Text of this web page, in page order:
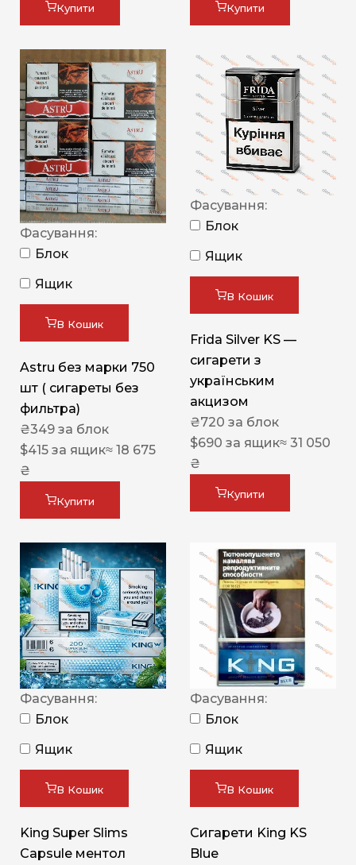
Купити Купити
Фасування:
Блок
Ящик
В Кошик
Astru без марки 750
шт ( сигареты без
фильтра)
₴349 за блок
$415 за ящик≈ 18 675
₴
Купити
Фасування:
Блок
Ящик
В Кошик
Frida Silver KS —
сигарети з
українським
акцизом
₴720 за блок
$690 за ящик≈ 31 050
₴
Купити
Фасування:
Блок
Ящик
В Кошик
King Super Slims
Capsule ментол
Фасування:
Блок
Ящик
В Кошик
Сигарети King KS
Blue